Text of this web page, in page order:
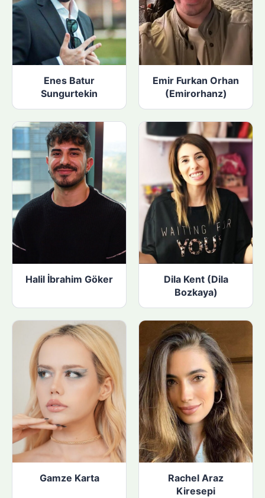
Enes Batur
Sungurtekin
Emir Furkan Orhan
(Emirorhanz)
Halil İbrahim Göker
Dila Kent (Dila
Bozkaya)
Gamze Karta
Rachel Araz
Kiresepi